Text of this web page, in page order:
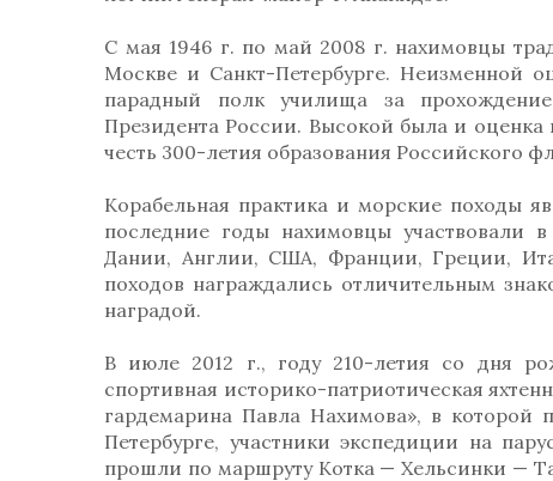
С мая 1946 г. по май 2008 г. нахимовцы
Москве и Санкт-Петербурге. Неизменной
парадный полк училища за
Президента России. Высокой была и оценка
честь 300-летия образования Российского
Корабельная практика и морские походы
последние годы нахимовцы участвовали
Дании, Англии, США, Франции, Греции,
походов награждались отличительным
наградой.
В июле 2012 г., году 210-летия со дня
спортивная историко-патриотическая
гардемарина Павла Нахимова», в которой
Петербурге, участники экспедиции на
прошли по маршруту Котка — Хельсинки —